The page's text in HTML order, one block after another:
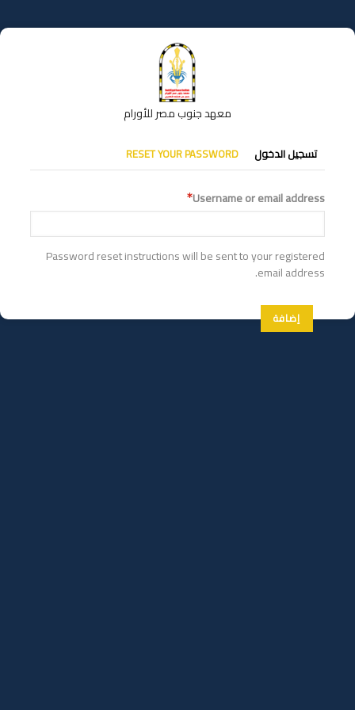
إلى
المحتوى
معهد جنوب مصر للأورام
التبويبات
الأساسية
تسجيل الدخول RESET YOUR PASSWORD
Username or email address
Password reset instructions will be sent to your registered
email address.